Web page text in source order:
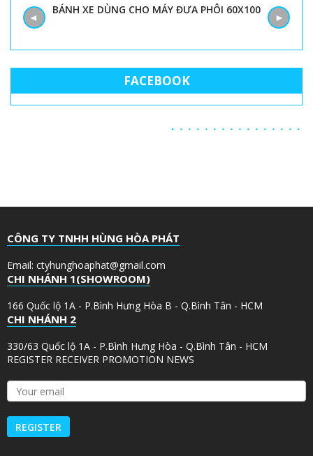
BÁNH XE DÙNG CHO MÁY ĐƯA PHÔI 60X100
◄ ►
FACEBOOK
CÔNG TY TNHH HÙNG HÒA PHÁT
Email: ctyhunghoaphat@gmail.com
CHI NHÁNH 1(SHOWROOM)
166 Quốc lộ 1A - P.Bình Hưng Hòa B - Q.Bình Tân - HCM
CHI NHÁNH 2
330/63 Quốc lộ 1A - P.Bình Hưng Hòa - Q.Bình Tân - HCM
REGISTER RECEIVER PROMOTION NEWS
o
u
e